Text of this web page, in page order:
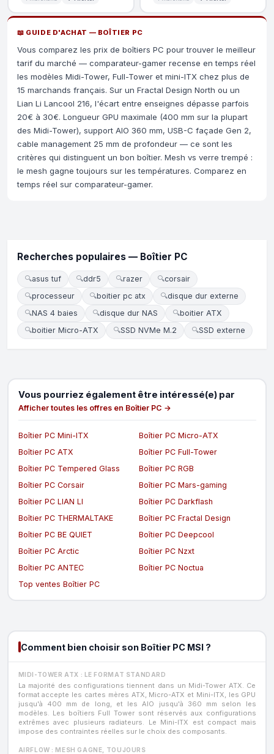
📖 GUIDE D'ACHAT — BOÎTIER PC
Vous comparez les prix de boîtiers PC pour trouver le meilleur
tarif du marché — comparateur-gamer recense en temps réel
les modèles Midi-Tower, Full-Tower et mini-ITX chez plus de
15 marchands français. Sur un Fractal Design North ou un
Lian Li Lancool 216, l'écart entre enseignes dépasse parfois
20€ à 30€. Longueur GPU maximale (400 mm sur la plupart
des Midi-Tower), support AIO 360 mm, USB-C façade Gen 2,
cable management 25 mm de profondeur — ce sont les
critères qui distinguent un bon boîtier. Mesh vs verre trempé :
le mesh gagne toujours sur les températures. Comparez en
temps réel sur comparateur-gamer.
Recherches populaires — Boîtier PC
🔍asus tuf 🔍ddr5 🔍razer 🔍corsair
🔍processeur 🔍boitier pc atx 🔍disque dur externe
🔍NAS 4 baies 🔍disque dur NAS 🔍boitier ATX
🔍boitier Micro-ATX 🔍SSD NVMe M.2 🔍SSD externe
Vous pourriez également être intéressé(e) par
Afficher toutes les offres en Boîtier PC →
Boîtier PC Mini-ITX
Boîtier PC Micro-ATX
Boîtier PC ATX
Boîtier PC Full-Tower
Boîtier PC Tempered Glass
Boîtier PC RGB
Boîtier PC Corsair
Boîtier PC Mars-gaming
Boîtier PC LIAN LI
Boîtier PC Darkflash
Boîtier PC THERMALTAKE
Boîtier PC Fractal Design
Boîtier PC BE QUIET
Boîtier PC Deepcool
Boîtier PC Arctic
Boîtier PC Nzxt
Boîtier PC ANTEC
Boîtier PC Noctua
Top ventes Boîtier PC
Comment bien choisir son Boîtier PC MSI ?
MIDI-TOWER ATX : LE FORMAT STANDARD
La majorité des configurations tiennent dans un Midi-Tower ATX. Ce
format accepte les cartes mères ATX, Micro-ATX et Mini-ITX, les GPU
jusqu'à 400 mm de long, et les AIO jusqu'à 360 mm selon les
modèles. Les boîtiers Full Tower sont réservés aux configurations
extrêmes avec plusieurs radiateurs. Le Mini-ITX est compact mais
impose des contraintes réelles sur le choix des composants.
AIRFLOW : MESH GAGNE, TOUJOURS